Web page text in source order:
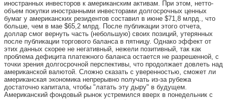
иностранных инвесторов к американским активам. При этом, нетто-
объем покупки иностранными инвесторами долгосрочных ценных
бумаг у американских резидентов составил в июне $71,8 млрд., что
больше, чем в мае $65,2 млрд. После публикации этого отчета,
доллар смог вернуть часть (небольшую) своих позиций, утерянных
после публикации торгового баланса в пятницу. Однако эффект от
этих данных скорее не негативный, нежели позитивный, так как
проблема дефицита платежного баланса остается не разрешенной, с
точки зрения долгосрочной перспективы, что продолжает довлеть над
американской валютой. Сложно сказать с уверенностью, сможет ли
американская экономика непрерывно получать из-за рубежа
достаточно капитала, чтобы "латать эту дыру" в будущем.
Американский фондовый рынок устремился вверх в понедельник с